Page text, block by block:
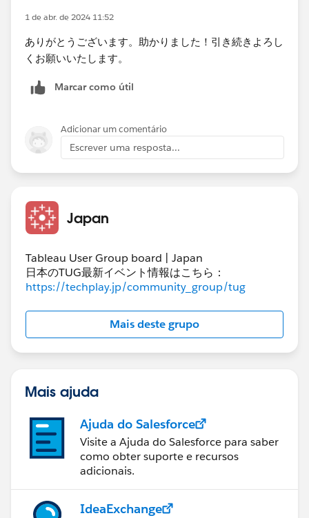
なお、小計が不要な場合はビュー上にItemの粒度をあ
ャーバリューとして並べてしまうのが簡単な方法になる
と思います。
1 de abr. de 2024 11:52
ありがとうございます。助かりました！引き続きよろし
くお願いいたします。
Marcar como útil
Adicionar um comentário
Escrever uma resposta...
Japan
Tableau User Group board | Japan
日本のTUG最新イベント情報はこちら：
https://techplay.jp/community_group/tug
Mais deste grupo
Mais ajuda
Ajuda do Salesforce
Visite a Ajuda do Salesforce para saber
como obter suporte e recursos
adicionais.
IdeaExchange